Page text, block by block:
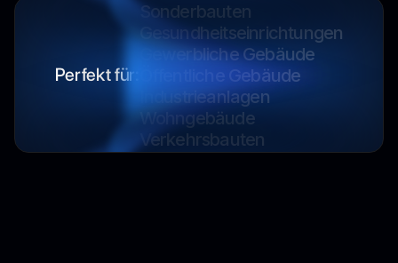
Perfekt für:
Gesundheitseinrichtungen
Gewerbliche Gebäude
Öffentliche Gebäude
Industrieanlagen
Wohngebäude
Verkehrsbauten
Sonderbauten